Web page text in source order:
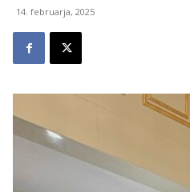
14. februarja, 2025